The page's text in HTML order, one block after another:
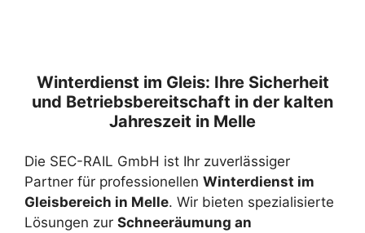
Winterdienst im Gleis: Ihre Sicherheit
und Betriebsbereitschaft in der kalten
Jahreszeit in Melle
Die SEC-RAIL GmbH ist Ihr zuverlässiger
Partner für professionellen Winterdienst im
Gleisbereich in Melle. Wir bieten spezialisierte
Lösungen zur Schneeräumung an